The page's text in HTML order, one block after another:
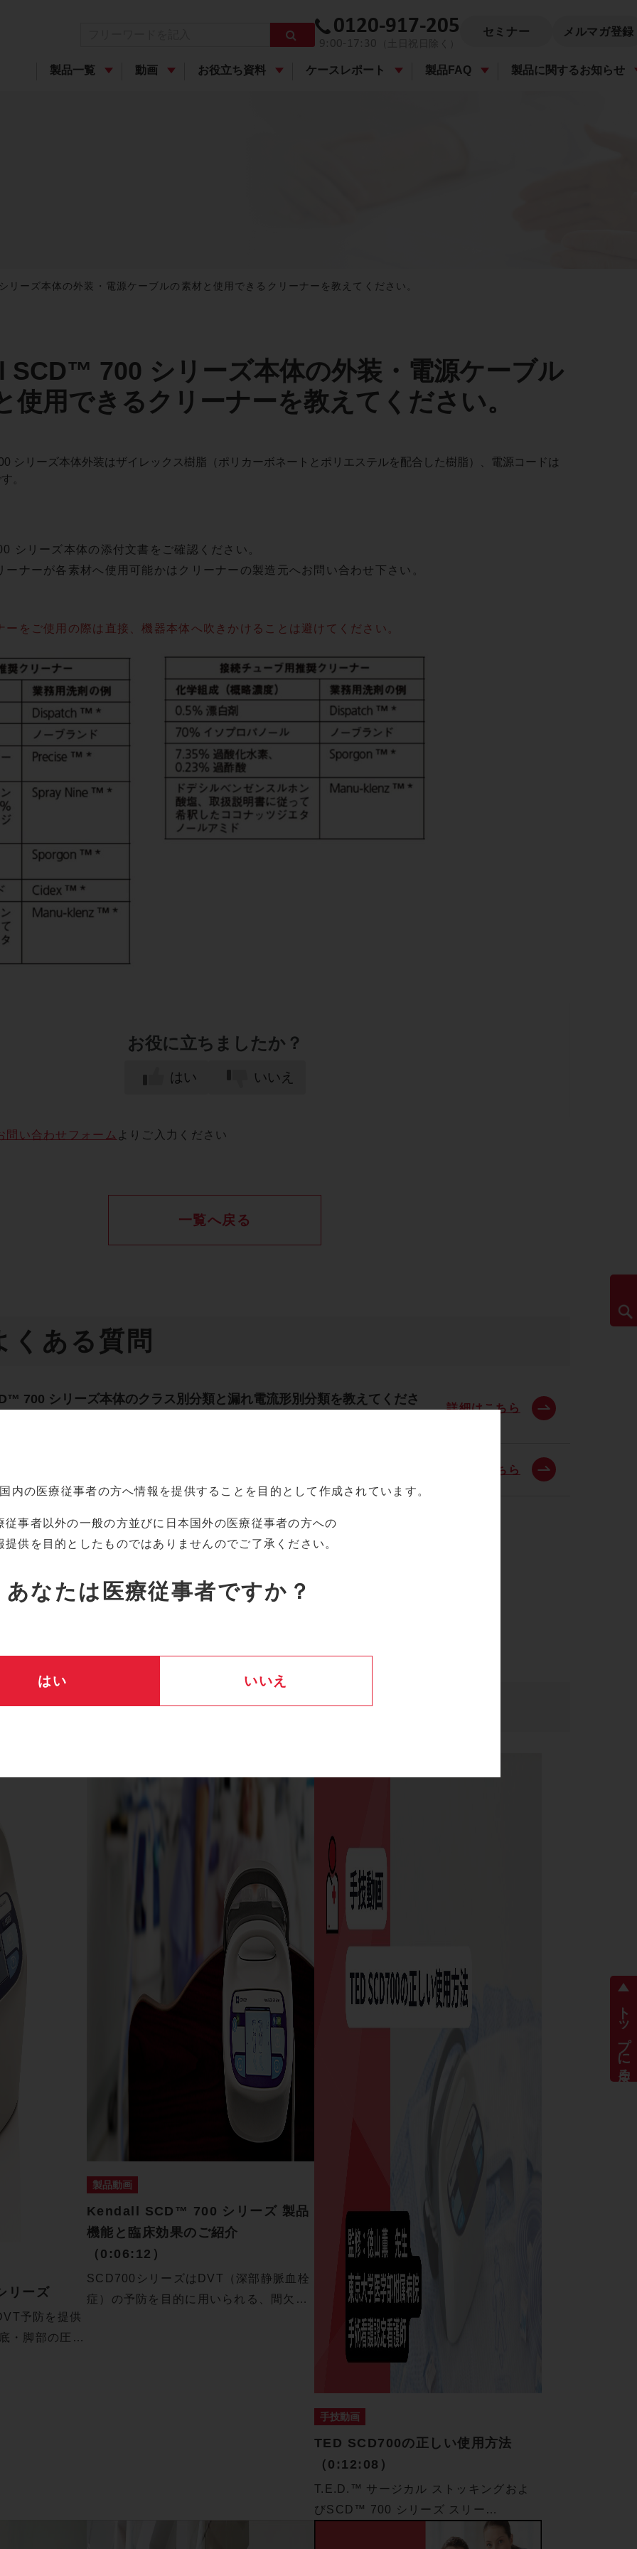
内の医療従事者の方へ情報を提供することを目的として作成されています。
従事者以外の一般の方並びに 日本国外の医療従事者の方への
提供を目的としたものではありませんのでご了承ください。
あなたは 医療従事者ですか？
はい いいえ
トップに戻る
0120-917-205
9:00-17:30
セミナー メルマガ登録
製品一覧 動画 お役立ち資料 ケースレポート 製品FAQ 製品に関するお知らせ
ーズ本体の外装・電源ケーブルの素材と使用できるクリーナーを教えてください。
SCD™ 700 シリーズ本体の外装・電源ケーブル
使用できるクリーナーを教えてください。
シリーズ本体外装はザイレックス樹脂（ポリカーボネートとポリエステルを配合した樹脂）、電源コードは
。
リーズ本体の添付文書をご確認ください。
ナーが各素材へ使用可能かはクリーナーの製造元へお問い合わせ下さい。
をご使用の際は直接、機器本体へ吹きかけることは避けてください。
お役に立ちましたか？
はい いいえ
問い合わせフォーム よりご入力ください
一覧へ戻る
くある質問
700 シリーズ本体のクラス別分類と漏れ電流形別分類を教えてくださ
詳細はこちら
詳細はこちら
リーズ
予防を提供
・脚部の圧
製品動画
Kendall SCD™ 700 シリーズ 製品
機能と臨床効果のご紹介
（0:06:12）
SCD700シリーズはDVT（深部静脈血栓
症）の予防を目的に用いられる、間欠的
手技動画
TED SCD700の正しい使用方法
（0:12:08）
T.E.D.™ サージカル ストッキングおよ
びSCD™ 700 シリーズ スリー…